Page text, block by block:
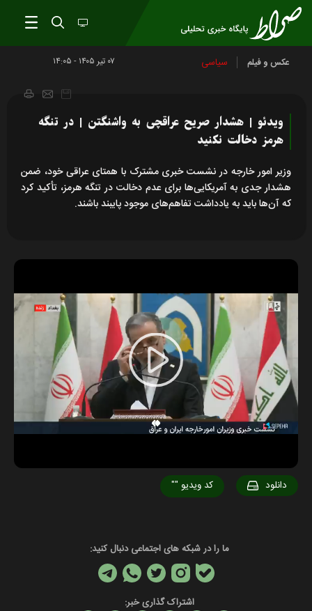
عکس و فیلم سیاسی ۰۷ تير ۱۴۰۵ - ۱۴:۰۵
ویدئو | هشدار صریح عراقچی به واشنگتن | در تنگه
هرمز دخالت نکنید
وزیر امور خارجه در نشست خبری مشترک با همتای عراقی خود، ضمن
هشدار جدی به آمریکایی‌ها برای عدم دخالت در تنگه هرمز، تأکید کرد
که آن‌ها باید به یادداشت تفاهم‌های موجود پایبند باشند.
Play
Video
"" کد ویدیو دانلود
ما را در شبکه های اجتماعی دنبال کنید:
اشتراک گذاری خبر: